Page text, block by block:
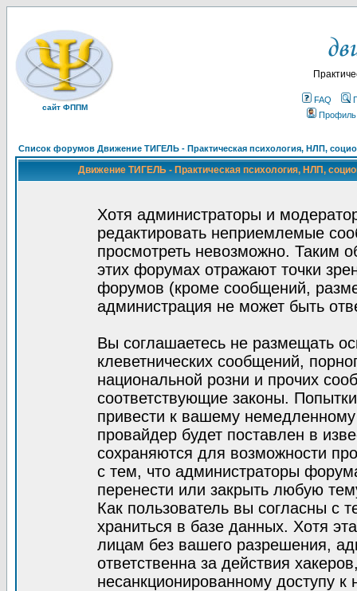
сайт ФППМ
FAQ
Профиль
Список форумов Движение ТИГЕЛЬ - Практическая психология, НЛП,
Движение ТИГЕЛЬ - Практическая психология, НЛП,
Хотя администраторы и
редактировать неприемлемые
просмотреть невозможно. Таким
этих форумах отражают точки
форумов (кроме сообщений,
администрация не может быть
Вы соглашаетесь не размещать
клеветнических сообщений,
национальной розни и прочих
соответствующие законы.
привести к вашему
провайдер будет поставлен в
сохраняются для возможности
с тем, что администраторы
перенести или закрыть любую
Как пользователь вы согласны с
храниться в базе данных. Хотя
лицам без вашего разрешения,
ответственна за действия
несанкционированному доступу к